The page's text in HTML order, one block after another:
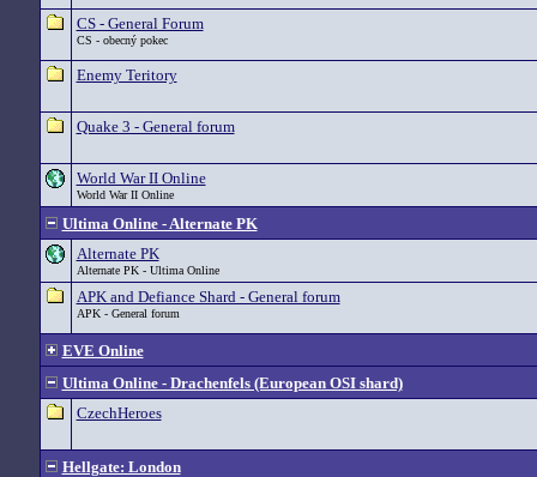
CS - General Forum
CS - obecný pokec
Enemy Teritory
Quake 3 - General forum
World War II Online
World War II Online
Ultima Online - Alternate PK
Alternate PK
Alternate PK - Ultima Online
APK and Defiance Shard - General forum
APK - General forum
EVE Online
Ultima Online - Drachenfels (European OSI shard)
CzechHeroes
Hellgate: London